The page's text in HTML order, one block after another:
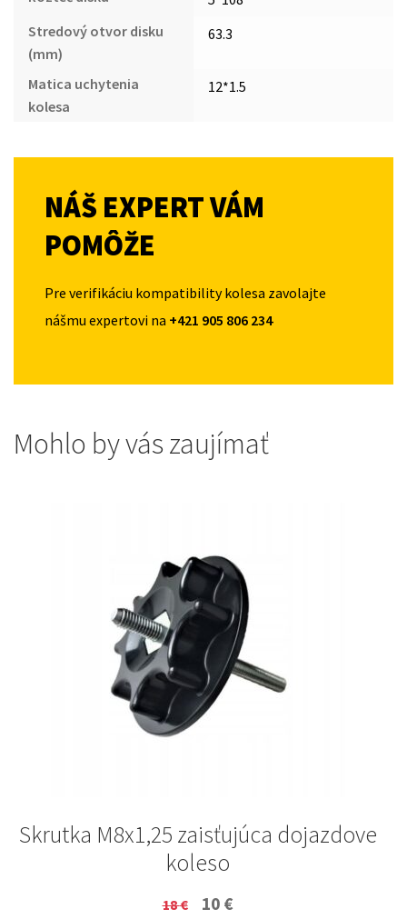
Stredový otvor disku
(mm)
63.3
Matica uchytenia
kolesa
12*1.5
NÁŠ EXPERT VÁM
POMÔŽE
Pre verifikáciu kompatibility kolesa zavolajte
nášmu expertovi na +421 905 806 234
Mohlo by vás zaujímať
Skrutka M8x1,25 zaisťujúca dojazdove
koleso
18€
Original
10 €